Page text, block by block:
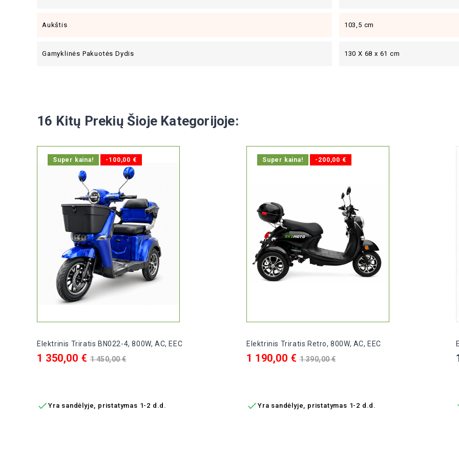
Aukštis 103,5 cm
Gamyklinės Pakuotės Dydis 130 X 68 x 61 cm
16 Kitų Prekių Šioje Kategorijoje:
Super kaina! -100,00 €
Elektrinis Triratis BN022-4, 800W, AC, EEC
Kaina
1 350,00 € Bazinė
kaina
1 450,00 €
 Yra sandėlyje, pristatymas 1-2 d.d.
Super kaina! -200,00 €
Elektrinis Triratis Retro, 800W, AC, EEC
Kaina
1 190,00 € Bazinė
kaina
1 390,00 €
 Yra sandėlyje, pristatymas 1-2 d.d.